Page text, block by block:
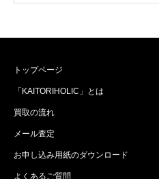
トップページ
「KAITORIHOLIC」とは
買取の流れ
メール査定
お申し込み用紙のダウンロード
よくあるご質問